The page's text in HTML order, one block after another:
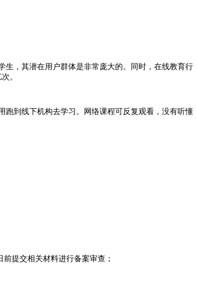
生，其潜在用户群体是非常庞大的。同时，在线教育行
。
跑到线下机构去学习。网络课程可反复观看，没有听懂
提交相关材料进行备案审查；